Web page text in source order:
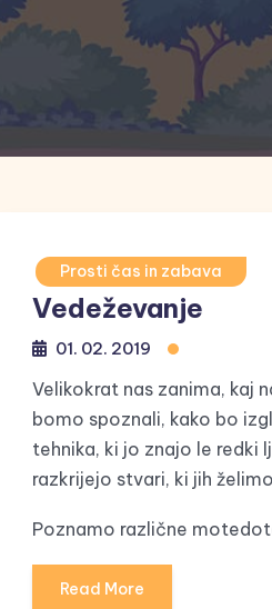
Prosti čas in zabava
Vedeževanje
01. 02. 2019
Velikokrat nas zanima, kaj
bomo spoznali, kako bo
tehnika, ki jo znajo le redki
razkrijejo stvari, ki jih
Poznamo različne
Read More